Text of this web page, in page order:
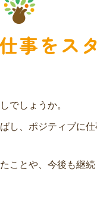
事をス
でしょうか。
し、ポジティブに
ことや、今後も継